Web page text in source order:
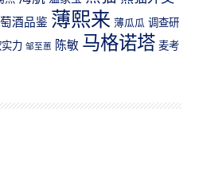
酒品鉴 薄熙来 薄瓜瓜 调查研
力 邹至蕙 陈敏 马格诺塔 麦考